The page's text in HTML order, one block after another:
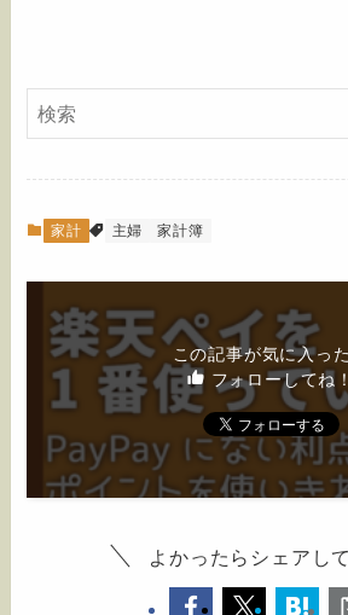
家計 主婦 家計簿
この記事が気に入っ
フォローしてね
よかったらシェアし